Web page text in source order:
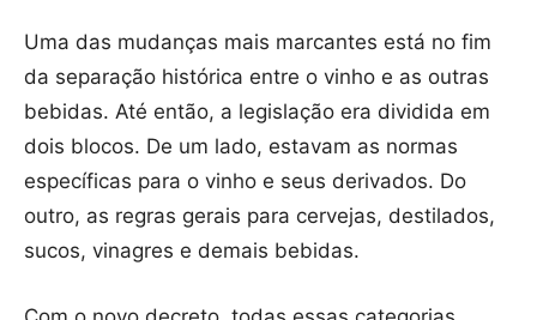
Uma das mudanças mais marcantes está no fim
da separação histórica entre o vinho e as outras
bebidas. Até então, a legislação era dividida em
dois blocos. De um lado, estavam as normas
específicas para o vinho e seus derivados. Do
outro, as regras gerais para cervejas, destilados,
sucos, vinagres e demais bebidas.